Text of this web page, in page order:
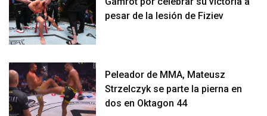
pesar de la lesión de Fiziev
Peleador de MMA, Mateusz
Strzelczyk se parte la pierna en
dos en Oktagon 44